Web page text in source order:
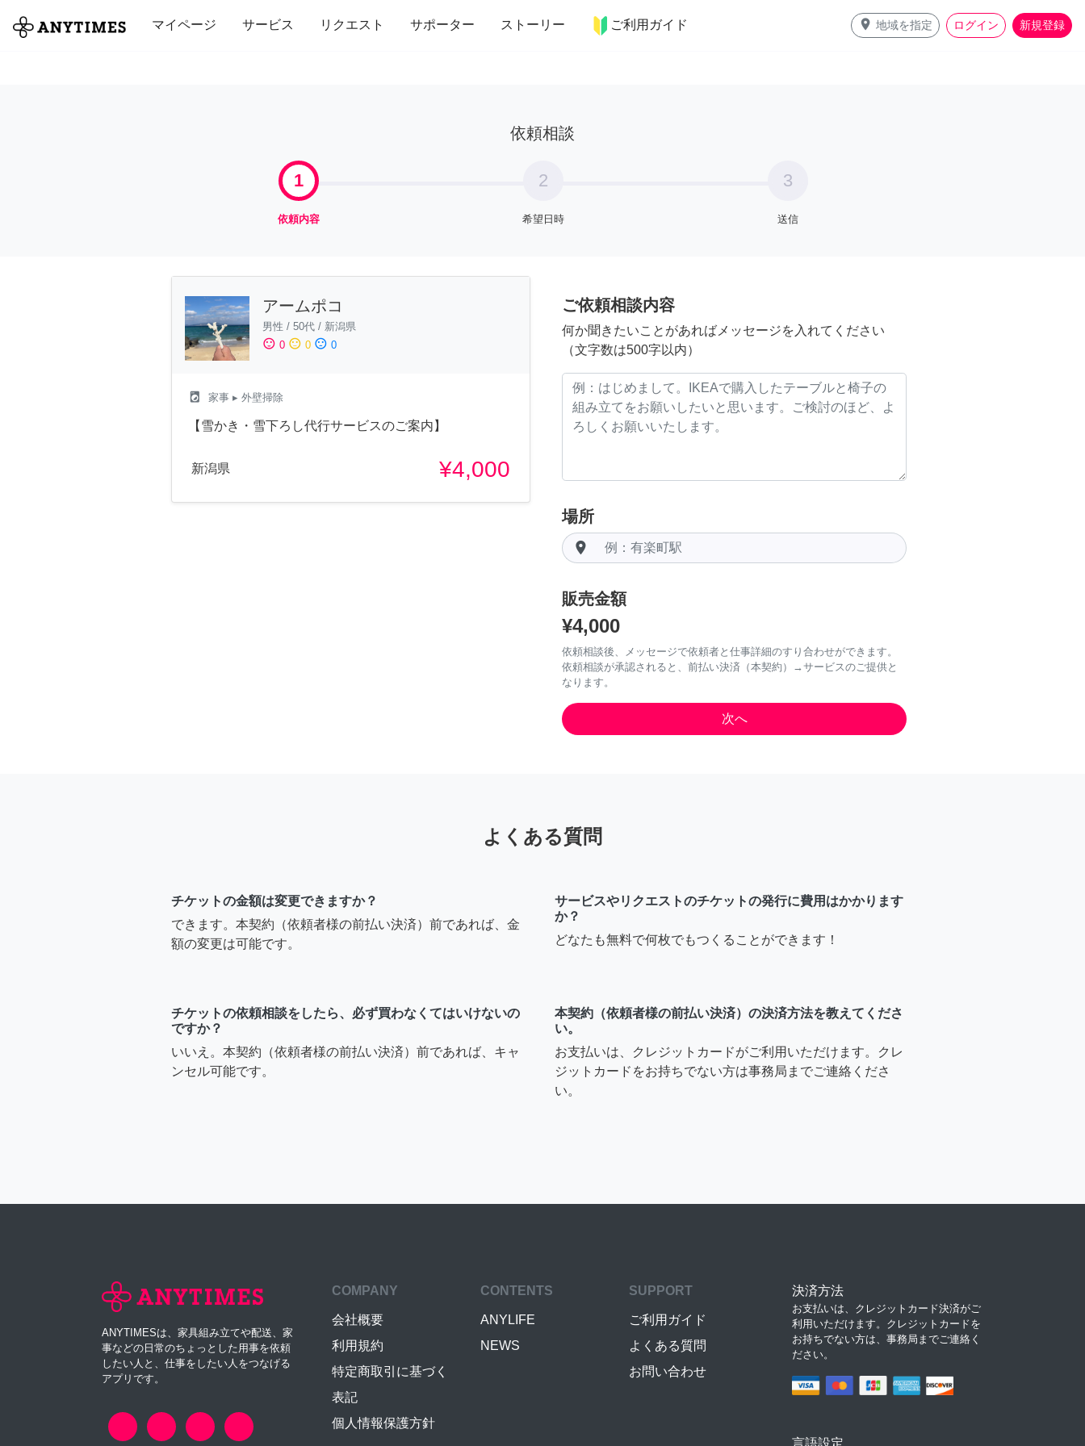
マイページ サービス リクエスト サポーター ストーリー ご利用ガイド place 地域を指定 ログイン 新規登録
全て 修理・組立 家事 引っ越し インテリア 趣味・習い事 ペット 料理
依頼相談
1
依頼内容
2
希望日時
3
送信
アームポコ
男性 / 50代 / 新潟県
sentiment_satisfied 0 sentiment_neutral 0 sentiment_dissatisfied 0
local_laundry_service 家事 ▸ 外壁掃除
【雪かき・雪下ろし代行サービスのご案内】
新潟県 ¥4,000
ご依頼相談内容
何か聞きたいことがあればメッセージを入れてください
（文字数は500字以内）
場所
room
販売金額
¥4,000
依頼相談後、メッセージで依頼者と仕事詳細のすり合わせができます。
依頼相談が承認されると、前払い決済（本契約）→サービスのご提供と
なります。
よくある質問
チケットの金額は変更できますか？
できます。本契約（依頼者様の前払い決済）前であれば、金
額の変更は可能です。
サービスやリクエストのチケットの発行に費用はかかります
か？
どなたも無料で何枚でもつくることができます！
チケットの依頼相談をしたら、必ず買わなくてはいけないの
ですか？
いいえ。本契約（依頼者様の前払い決済）前であれば、キャ
ンセル可能です。
本契約（依頼者様の前払い決済）の決済方法を教えてくださ
い。
お支払いは、クレジットカードがご利用いただけます。クレ
ジットカードをお持ちでない方は事務局までご連絡くださ
い。
ANYTIMESは、家具組み立てや配送、家
事などの日常のちょっとした用事を依頼
したい人と、仕事をしたい人をつなげる
アプリです。
COMPANY
会社概要
利用規約
特定商取引に基づく
表記
個人情報保護方針
CONTENTS
ANYLIFE
NEWS
SUPPORT
ご利用ガイド
よくある質問
お問い合わせ
決済方法
お支払いは、クレジットカード決済がご
利用いただけます。クレジットカードを
お持ちでない方は、事務局までご連絡く
ださい。
言語設定